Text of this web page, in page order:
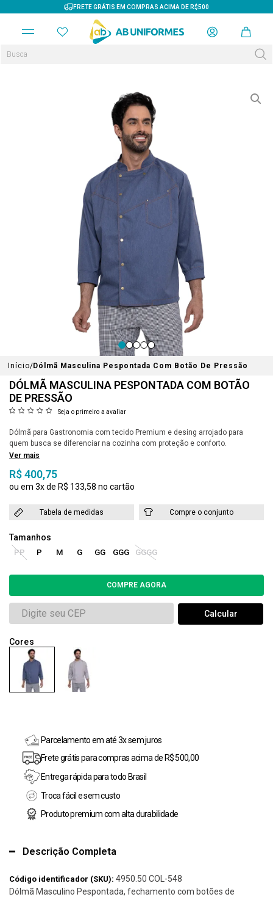
FRETE GRÁTIS EM COMPRAS ACIMA DE R$500
Início Dólmã Masculina Pespontada Com Botão De Pressão
DÓLMÃ MASCULINA PESPONTADA COM BOTÃO
DE PRESSÃO
Seja o primeiro a avaliar
Dólmã para Gastronomia com tecido Premium e desing arrojado para
quem busca se diferenciar na cozinha com proteção e conforto.
Ver mais
R$ 400,75
3x R$ 133,58
Tabela de medidas Compre o conjunto
PP P M G GG GGG GGGG
Parcelamento em até 3x sem juros
Frete grátis para compras acima de R$ 500,00
Entrega rápida para todo Brasil
Troca fácil e sem custo
Produto premium com alta durabilidade
Descrição Completa
Código identificador (SKU): 4950.50 COL-548
Dólmã Masculino Pespontada, fechamento com botões de